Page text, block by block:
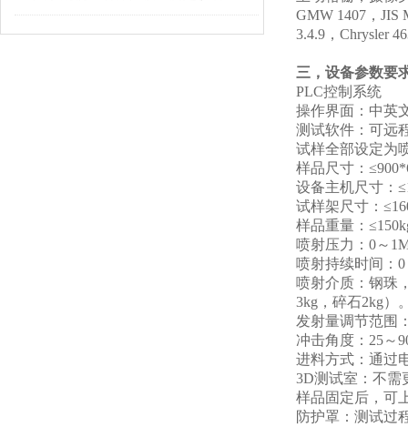
GMW 1407，JIS
3.4.9，Chrysler
三，设备参数要
PLC控制系统
操作界面：中英
测试软件：可远
试样全部设定为
样品尺寸：
设备主机尺寸：
试样架尺寸：
样品重量：
喷射压力：0～
喷射持续时间：
喷射介质：钢珠
3kg，碎石2kg）
发射量调节范围
冲击角度：25～
进料方式：通过
3D测试室：不需
样品固定后，可
防护罩：测试过